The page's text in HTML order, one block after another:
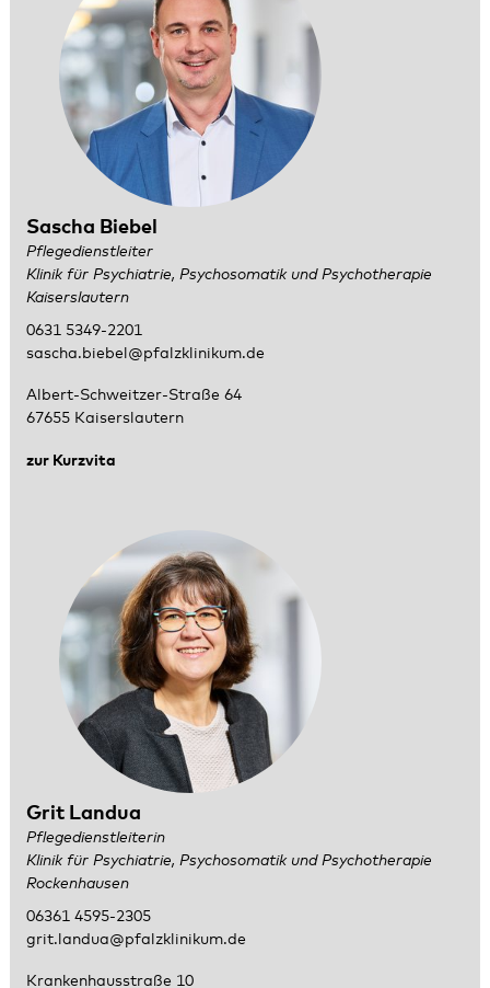
Sascha Biebel
Pflegedienstleiter
Klinik für Psychiatrie, Psychosomatik und Psychotherapie
Kaiserslautern
0631 5349-2201
sascha.biebel@pfalzklinikum.de
Albert-Schweitzer-Straße 64
67655 Kaiserslautern
zur Kurzvita
Grit Landua
Pflegedienstleiterin
Klinik für Psychiatrie, Psychosomatik und Psychotherapie
Rockenhausen
06361 4595-2305
grit.landua@pfalzklinikum.de
Krankenhausstraße 10